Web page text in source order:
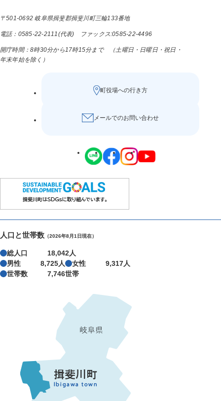
〒501-0692 岐阜県揖斐郡揖斐川町三輪133番地
電話：0585-22-2111(代表) ファックス:0585-22-4496
開庁時間：8時30分から17時15分まで （土曜日・日曜日・祝日・
年末年始を除く）
町役場への行き方
メールでのお問い合わせ
人口と世帯数 （2026年8月1日現在）
総人口
18,042人
男性
8,725人 女性
9,317人
世帯数
7,746世帯